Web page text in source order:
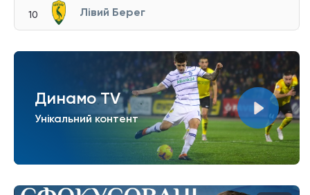
10 Лівий Берег
Динамо TV
Унікальний контент